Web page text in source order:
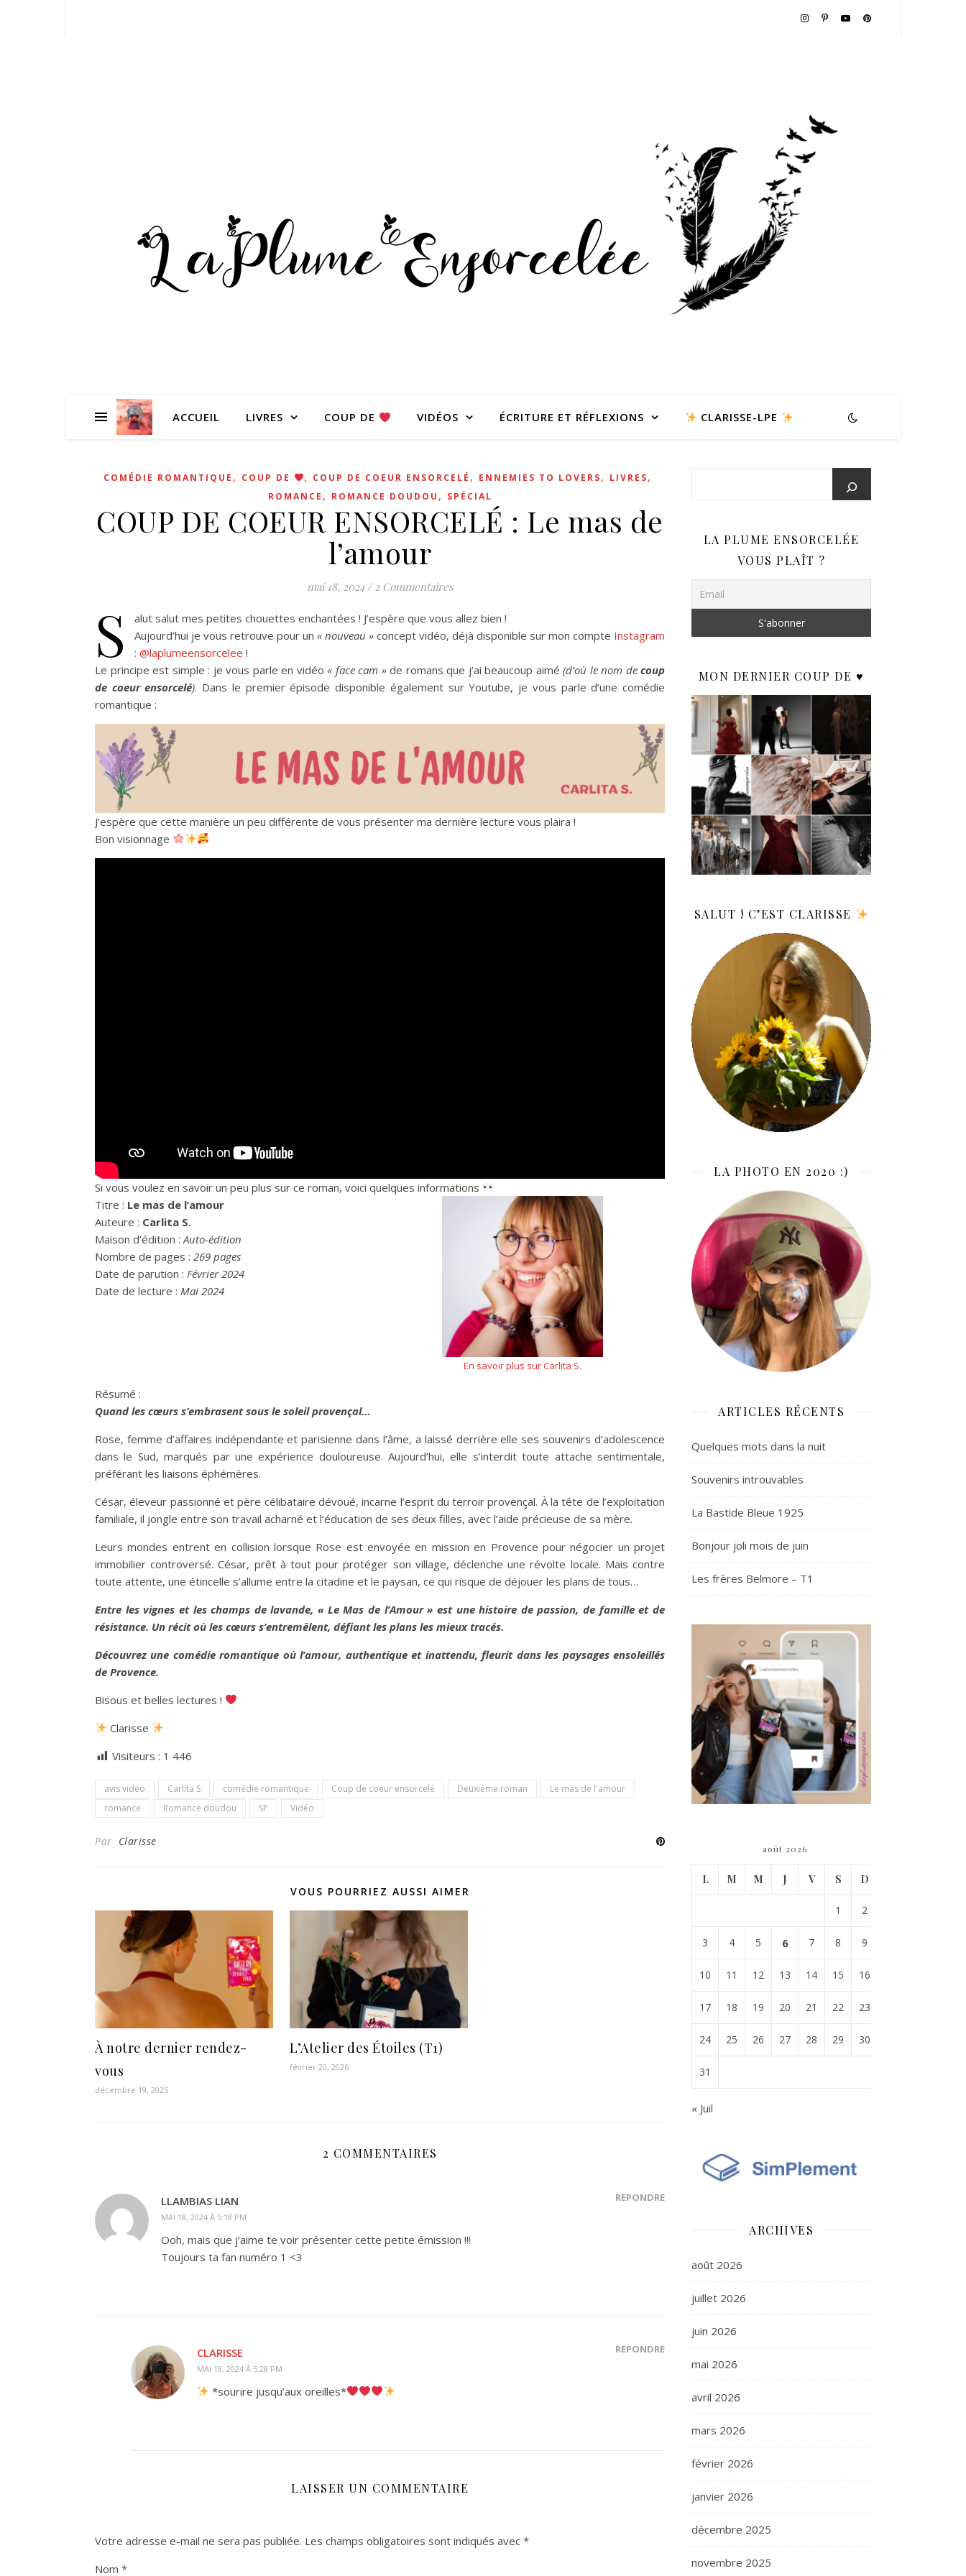
ACCUEIL LIVRES COUP DE VIDÉOS ÉCRITURE ET RÉFLEXIONS CLARISSE-LPE
COMÉDIE ROMANTIQUE , COUP DE , COUP DE COEUR ENSORCELÉ , ENNEMIES TO LOVERS, LIVRES,
ROMANCE , ROMANCE DOUDOU , SPÉCIAL
COUP DE COEUR ENSORCELÉ : Le mas de
l’amour
mai 18, 2024 / 2 Commentaires
S
alut salut mes petites chouettes enchantées ! J’espère que vous allez bien !
Aujourd’hui je vous retrouve pour un « nouveau » concept vidéo, déjà disponible sur mon compte Instagram
: @laplumeensorcelee !
Le principe est simple : je vous parle en vidéo « face cam »de romans que j’ai beaucoup aimé (d’où le nom de coup
de coeur ensorcelé). Dans le premier épisode disponible également sur Youtube, je vous parle d’une comédie
romantique :
J’espère que cette manière un peu différente de vous présenter ma dernière lecture vous plaira !
Bon visionnage
Si vous voulez en savoir un peu plus sur ce roman, voici quelques informations
Titre : Le mas de l’amour
Auteure : Carlita S.
Maison d’édition : Auto-édition
Nombre de pages : 269 pages
Date de parution : Février 2024
Date de lecture : Mai 2024
En savoir plus sur Carlita S.
Résumé :
Quand les cœurs s’embrasent sous le soleil provençal…
Rose, femme d’affaires indépendante et parisienne dans l’âme, a laissé derrière elle ses souvenirs d’adolescence
dans le Sud, marqués par une expérience douloureuse. Aujourd’hui, elle s’interdit toute attache sentimentale,
préférant les liaisons éphémères.
César, éleveur passionné et père célibataire dévoué, incarne l’esprit du terroir provençal. À la tête de l’exploitation
familiale, il jongle entre son travail acharné et l’éducation de ses deux filles, avec l’aide précieuse de sa mère.
Leurs mondes entrent en collision lorsque Rose est envoyée en mission en Provence pour négocier un projet
immobilier controversé. César, prêt à tout pour protéger son village, déclenche une révolte locale. Mais contre
toute attente, une étincelle s’allume entre la citadine et le paysan, ce qui risque de déjouer les plans de tous…
Entre les vignes et les champs de lavande, « Le Mas de l’Amour » est une histoire de passion, de famille et de
résistance. Un récit où les cœurs s’entremêlent, défiant les plans les mieux tracés.
Découvrez une comédie romantique où l’amour, authentique et inattendu, fleurit dans les paysages ensoleillés
de Provence.
Bisous et belles lectures !
Clarisse
Visiteurs : 1 446
avis vidéo Carlita S comédie romantique Coup de coeur ensorcelé Deuxième roman
Le mas de l'amour
romance
Romance doudou SP Vidéo
Par Clarisse
VOUS POURRIEZ AUSSI AIMER
À notre dernier rendez-
vous
décembre 19, 2025
L’Atelier des Étoiles (T1)
février 20, 2026
2 COMMENTAIRES
LLAMBIAS LIAN
MAI 18, 2024 À 5:18 PM
RÉPONDRE
Ooh, mais que j’aime te voir présenter cette petite émission !!!
Toujours ta fan numéro 1 <3
CLARISSE
MAI 18, 2024 À 5:28 PM
RÉPONDRE
*sourire jusqu’aux oreilles*
LAISSER UN COMMENTAIRE
Votre adresse e-mail ne sera pas publiée. Les champs obligatoires sont indiqués avec *
Nom *
LA PLUME ENSORCELÉE
VOUS PLAÎT ?
MON DERNIER COUP DE ♥️
SALUT ! C’EST CLARISSE
LA PHOTO EN 2020 :)
ARTICLES RÉCENTS
Quelques mots dans la nuit
Souvenirs introuvables
La Bastide Bleue 1925
Bonjour joli mois de juin
Les frères Belmore – T1
août 2026
L M M J V S D
1 2
3 4 5 6 7 8 9
10 11 12 13 14 15 16
17 18 19 20 21 22 23
24 25 26 27 28 29 30
31
« Juil
ARCHIVES
août 2026
juillet 2026
juin 2026
mai 2026
avril 2026
mars 2026
février 2026
janvier 2026
décembre 2025
novembre 2025